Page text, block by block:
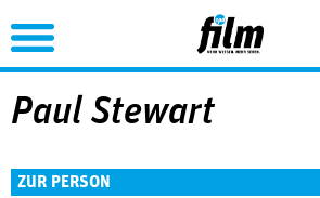
Jump to Navigation
Paul Stewart
ZUR PERSON